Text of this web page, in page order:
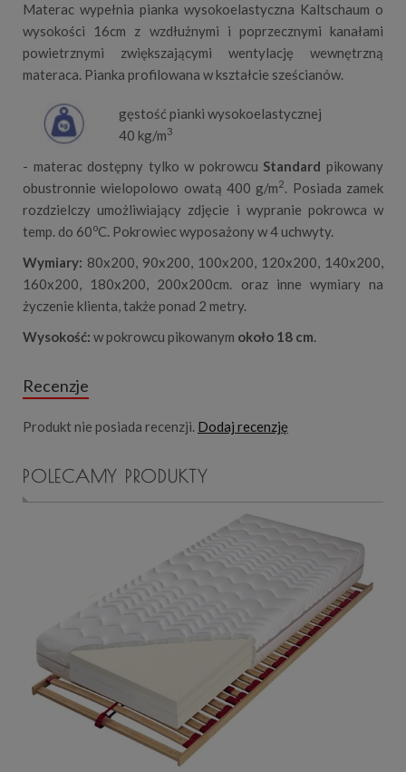
Materac wypełnia pianka wysokoelastyczna Kaltschaum o
wysokości 16cm z wzdłużnymi i poprzecznymi kanałami
powietrznymi zwiększającymi wentylację wewnętrzną
materaca. Pianka profilowana w kształcie sześcianów.
gęstość pianki wysokoelastycznej
40 kg/m3
- materac dostępny tylko w pokrowcu Standard pikowany
obustronnie wielopolowo owatą 400 g/m2. Posiada zamek
rozdzielczy umożliwiający zdjęcie i wypranie pokrowca w
temp. do 60oC. Pokrowiec wyposażony w 4 uchwyty.
Wymiary: 80x200, 90x200, 100x200, 120x200, 140x200,
160x200, 180x200, 200x200cm. oraz inne wymiary na
życzenie klienta, także ponad 2 metry.
Wysokość: w pokrowcu pikowanym około 18 cm.
Recenzje
Produkt nie posiada recenzji. Dodaj recenzję
POLECAMY PRODUKTY